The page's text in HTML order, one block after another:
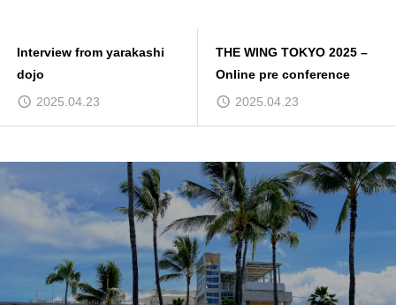
Interview from yarakashi
dojo
2025.04.23
THE WING TOKYO 2025 –
Online pre conference
2025.04.23